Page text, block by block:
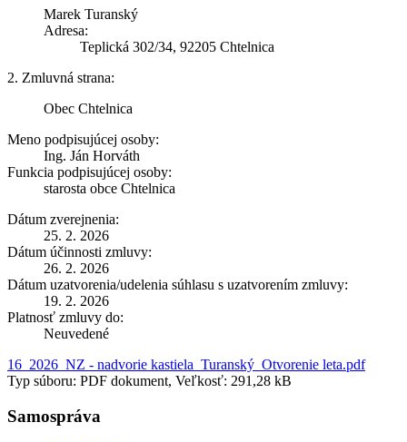
Marek Turanský
Adresa:
Teplická 302/34, 92205 Chtelnica
2. Zmluvná strana:
Obec Chtelnica
Meno podpisujúcej osoby:
Ing. Ján Horváth
Funkcia podpisujúcej osoby:
starosta obce Chtelnica
Dátum zverejnenia:
25. 2. 2026
Dátum účinnosti zmluvy:
26. 2. 2026
Dátum uzatvorenia/udelenia súhlasu s uzatvorením zmluvy:
19. 2. 2026
Platnosť zmluvy do:
Neuvedené
16_2026_NZ - nadvorie kastiela_Turanský_Otvorenie leta.pdf
Typ súboru: PDF dokument, Veľkosť: 291,28 kB
Samospráva